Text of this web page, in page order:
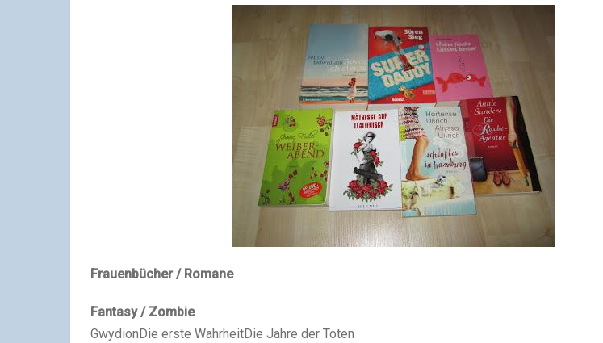
Frauenbücher / Romane
Fantasy / Zombie
Gwydion Die erste WahrheitDie Jahre der Toten